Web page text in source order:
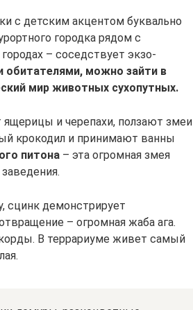
с детским акцентом буквально
городка рядом с
– соседствует экзо-
можно зайти в
мир животных сухопутных.
и черепахи, ползают змеи
крокодил и принимают ванны
питона – эта огромная змея
демонстрирует
– огромная жаба ага.
В террариуме живет самый